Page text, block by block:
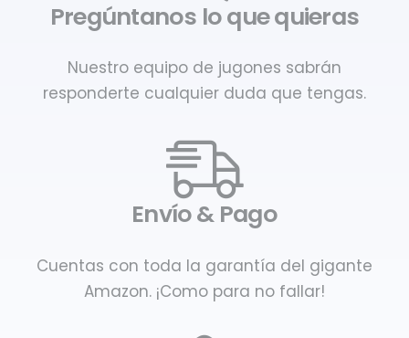
Pregúntanos lo que quieras
Nuestro equipo de jugones sabrán
responderte cualquier duda que tengas.
Envío & Pago
Cuentas con toda la garantía del gigante
Amazon. ¡Como para no fallar!